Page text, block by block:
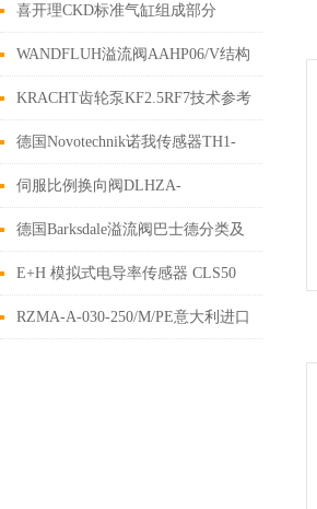
喜开理CKD标准气缸组成部分
WANDFLUH溢流阀AAHP06/V结构
安装
KRACHT齿轮泵KF2.5RF7技术参考
德国Novotechnik诺我传感器TH1-
0350-901
伺服比例换向阀DLHZA-
T,DLKZA-T意大利阿托斯使用维护
德国Barksdale溢流阀巴士德分类及
参数
E+H 模拟式电导率传感器 CLS50
的工作原理
RZMA-A-030-250/M/PE意大利进口